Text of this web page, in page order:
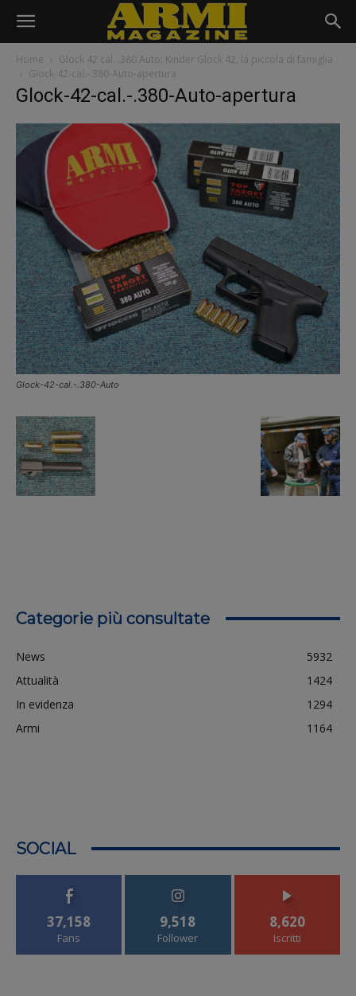
Home
Glock 42 cal. .380 Auto: Kinder Glock 42, la piccola di famiglia
Glock-42-cal.-.380-Auto-apertura
Glock-42-cal.-.380-Auto-apertura
Glock-42-cal.-.380-Auto
Categorie più consultate
News
5932
Attualità
1424
In evidenza
1294
Armi
1164
SOCIAL
37,158
Fans
9,518
Follower
8,620
Iscritti